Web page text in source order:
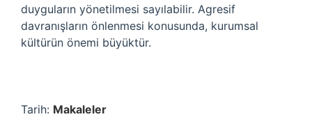
duyguların yönetilmesi sayılabilir. Agresif
davranışların önlenmesi konusunda, kurumsal
kültürün önemi büyüktür.
Tarih: Makaleler